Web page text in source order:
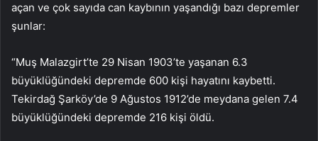
açan ve çok sayıda can kaybının yaşandığı bazı depremler
şunlar:
“Muş Malazgirt’te 29 Nisan 1903’te yaşanan 6.3
büyüklüğündeki depremde 600 kişi hayatını kaybetti.
Tekirdağ Şarköy’de 9 Ağustos 1912’de meydana gelen 7.4
büyüklüğündeki depremde 216 kişi öldü.